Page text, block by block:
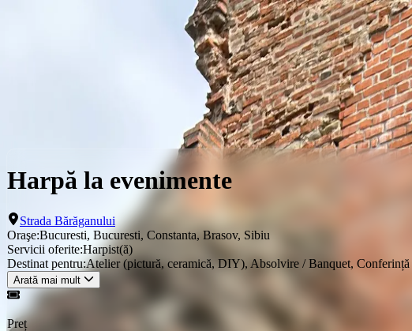
Harpă la evenimente
Harpă la evenimente
Strada Bărăganului
Oraşe:Bucuresti, Bucuresti, Constanta, Brasov, Sibiu
Servicii oferite:Harpist(ă)
Destinat pentru:Atelier (pictură, ceramică, DIY), Absolvire / Banquet,
Arată mai mult
Preț